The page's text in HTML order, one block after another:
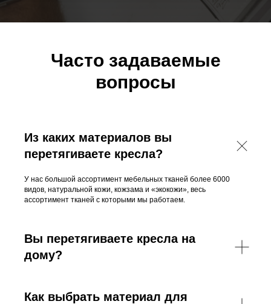
Часто задаваемые
вопросы
Из каких материалов вы
перетягиваете кресла?
У нас большой ассортимент мебельных тканей более 6000
видов, натуральной кожи, кожзама и «экокожи», весь
ассортимент тканей с которыми мы работаем.
Вы перетягиваете кресла на
дому?
Как выбрать материал для